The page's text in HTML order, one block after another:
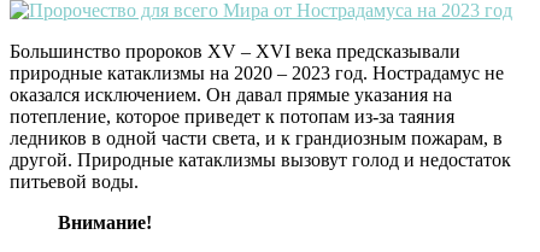
Большинство пророков XV – XVI века предсказывали
природные катаклизмы на 2020 – 2023 год. Нострадамус не
оказался исключением. Он давал прямые указания на
потепление, которое приведет к потопам из-за таяния
ледников в одной части света, и к грандиозным пожарам, в
другой. Природные катаклизмы вызовут голод и недостаток
питьевой воды.
Внимание!